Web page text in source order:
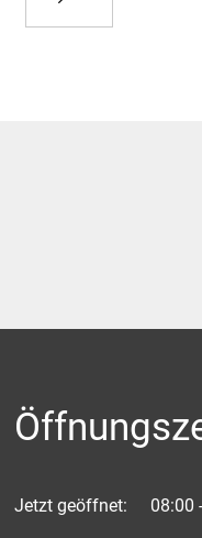
Klicken, um weitere
Jetzt geöffnet: 08:00 -